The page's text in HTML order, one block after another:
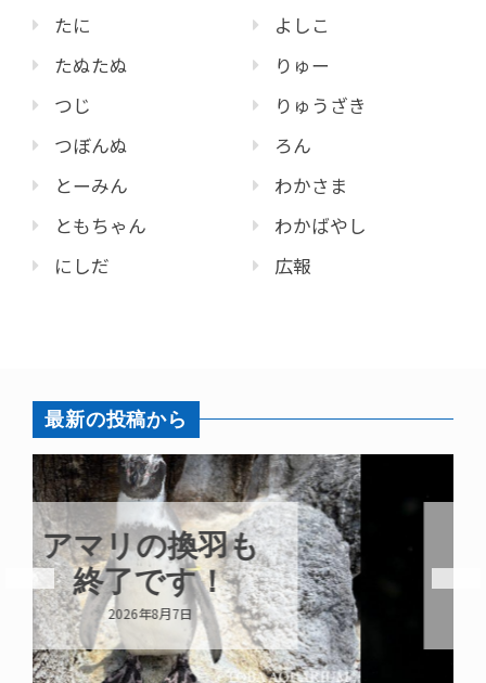
たに
たぬたぬ
つじ
つぼんぬ
とーみん
ともちゃん
にしだ
よしこ
りゅー
りゅうざき
ろん
わかさま
わかばやし
広報
最新の投稿から
トビウオ幼魚展
示中！
2026年8月6日